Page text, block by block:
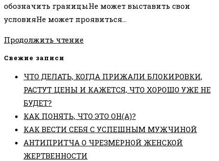
обозначить границыНе может выставить свои
условияНе может проявиться…
Продолжить чтениеТО,
СДЕЛАТЬ
ВЗРОСЛЫЙ,
СПОСОБЕН
СДЕЛАТЬ
РЕБЕНОК
Свежие записи
ЧТО ДЕЛАТЬ, КОГДА ПРИЖАЛИ БЛОКИРОВКИ,
РАСТУТ ЦЕНЫ И КАЖЕТСЯ, ЧТО ХОРОШО УЖЕ НЕ
БУДЕТ?
КАК ПОНЯТЬ, ЧТО ЭТО ОН(А)?
КАК ВЕСТИ СЕБЯ С УСПЕШНЫМ МУЖЧИНОЙ
АНТИПРИТЧА О ЧРЕЗМЕРНОЙ ЖЕНСКОЙ
ЖЕРТВЕННОСТИ